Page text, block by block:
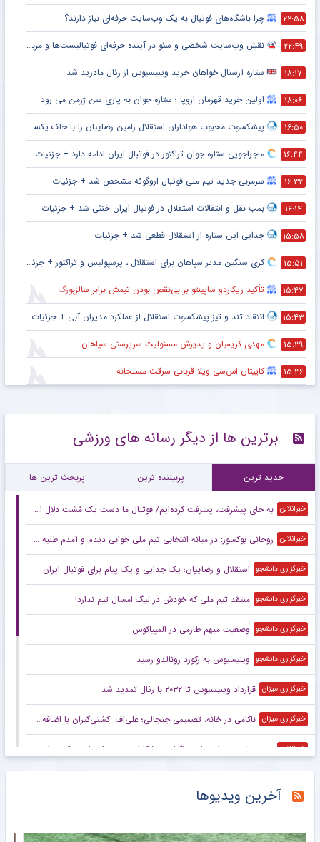
۲۲:۵۸ چرا باشگاه‌های فوتبال به یک وب‌سایت حرفه‌ای نیاز دارند؟
۲۲:۴۹ نقش وب‌سایت شخصی و سئو در آینده حرفه‌ای فوتبالیست‌ها و مربیان
۱۸:۱۷ ستاره آرسنال خواهان خرید وینیسیوس از رئال مادرید شد
۱۸:۰۶ اولین خرید قهرمان اروپا ؛ ستاره جوان به پاری سن ژرمن می رود
۱۶:۵۰ پیشکسوت محبوب هواداران استقلال رامین رضاییان را با خاک یکسان کرد + جزئیات
۱۶:۴۴ ماجراجویی ستاره جوان تراکتور در فوتبال ایران ادامه دارد + جزئیات
۱۶:۳۲ سرمربی جدید تیم ملی فوتبال اروگوئه مشخص شد + جزئیات
۱۶:۱۴ بمب نقل و انتقالات استقلال در فوتبال ایران خنثی شد + جزئیات
۱۵:۵۸ جدایی این ستاره از استقلال قطعی شد + جزئیات
۱۵:۵۱ کری سنگین مدیر سپاهان برای استقلال ، پرسپولیس و تراکتور + جزئیات
۱۵:۴۷ تأکید ریکاردو ساپینتو بر بی‌نقص بودن تیمش برابر سالزبورگ
۱۵:۴۳ انتقاد تند و تیز پیشکسوت استقلال از عملکرد مدیران آبی + جزئیات
۱۵:۳۹ مهدی کریمیان و پذیرش مسئولیت سرپرستی سپاهان
۱۵:۳۶ کاپیتان اس‌سی ویلا قربانی سرقت مسلحانه
برترین ها از دیگر رسانه های ورزشی
جدید ترین پربیننده ترین پربحث ترین ها
خبرانلاین به جای پیشرفت، پسرفت کرده‌ایم/ فوتبال ما دست یک مُشت دلال است
خبرانلاین روحانی بوکسور: در میانه انتخابی تیم ملی خوابی دیدم و آمدم طلبه شدم!
خبرگزاری دانشجو استقلال و رضاییان؛ یک جدایی و یک پیام برای فوتبال ایران
خبرگزاری دانشجو منتقد تیم ملی که خودش در لیگ امسال تیم ندارد!
خبرگزاری دانشجو وضعیت مبهم طارمی در المپیاکوس
خبرگزاری دانشجو وینیسیوس به رکورد رونالدو رسید
خبرگزاری میزان قرارداد وینیسیوس تا ۲۰۳۲ با رئال‌ تمدید شد
خبرگزاری میزان ناکامی در خانه، تصمیمی جنجالی؛ علی‌اف: کشتی‌گیران با اضافه‌وزن از تیم ملی اخراج می‌شوند!
خبرانلاین محبوب‌ترین صفحه اینستاگرام ورزشکاران مرد در اختیار چه کسی است؟
خبرگزاری میزان
خبرانلاین الکس نوری به مک‌دونالد روی آورد!
آخرین ویدیوها